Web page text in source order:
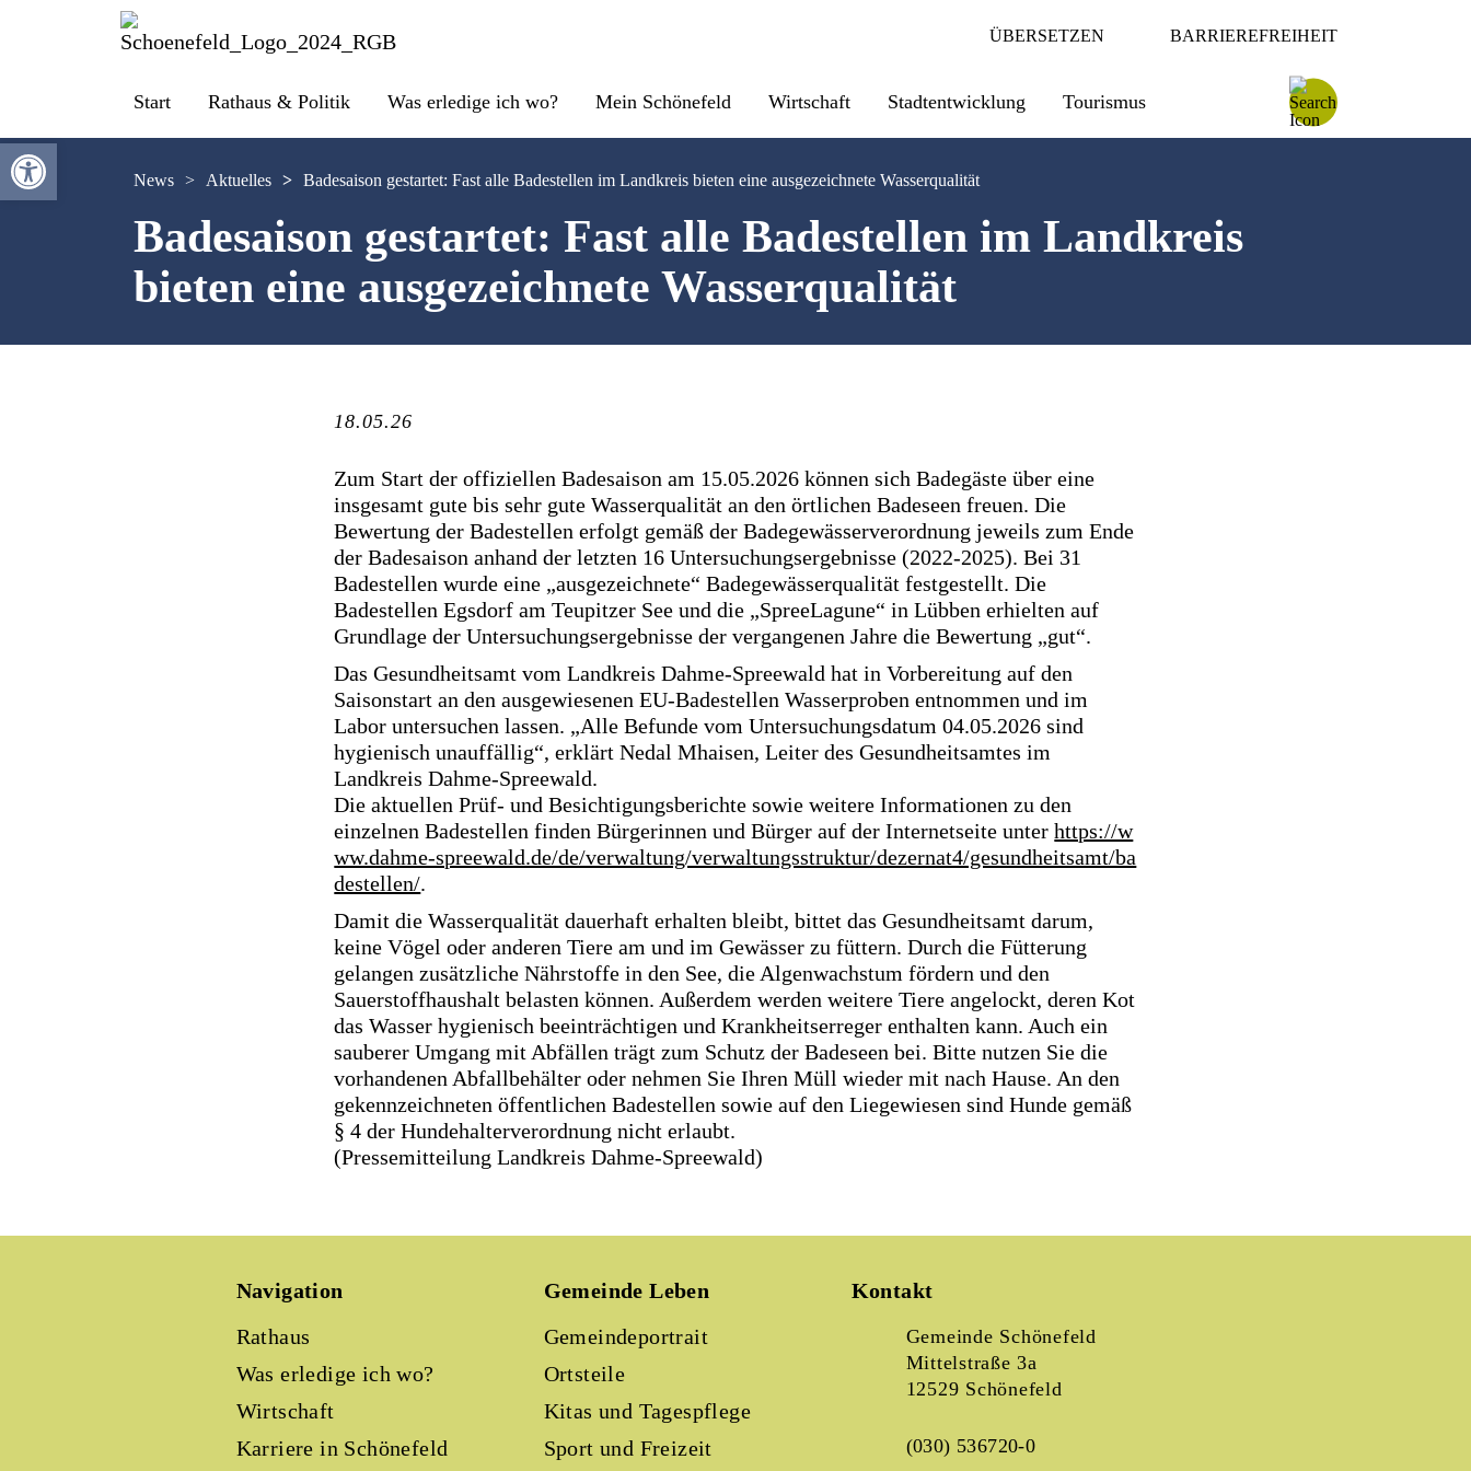
Werkzeugleiste öffnen
ÜBERSETZEN BARRIEREFREIHEIT
Start Rathaus & Politik Was erledige ich wo? Mein Schönefeld Wirtschaft Stadtentwicklung Tourismus
News > Aktuelles > Badesaison gestartet: Fast alle Badestellen im Landkreis bieten eine ausgezeichnete Wasserqualität
Badesaison gestartet: Fast alle Badestellen im Landkreis
bieten eine ausgezeichnete Wasserqualität
18.05.26
Zum Start der offiziellen Badesaison am 15.05.2026 können sich Badegäste über eine
insgesamt gute bis sehr gute Wasserqualität an den örtlichen Badeseen freuen. Die
Bewertung der Badestellen erfolgt gemäß der Badegewässerverordnung jeweils zum Ende
der Badesaison anhand der letzten 16 Untersuchungsergebnisse (2022-2025). Bei 31
Badestellen wurde eine „ausgezeichnete“ Badegewässerqualität festgestellt. Die
Badestellen Egsdorf am Teupitzer See und die „SpreeLagune“ in Lübben erhielten auf
Grundlage der Untersuchungsergebnisse der vergangenen Jahre die Bewertung „gut“.
Das Gesundheitsamt vom Landkreis Dahme-Spreewald hat in Vorbereitung auf den
Saisonstart an den ausgewiesenen EU-Badestellen Wasserproben entnommen und im
Labor untersuchen lassen. „Alle Befunde vom Untersuchungsdatum 04.05.2026 sind
hygienisch unauffällig“, erklärt Nedal Mhaisen, Leiter des Gesundheitsamtes im
Landkreis Dahme-Spreewald.
Die aktuellen Prüf- und Besichtigungsberichte sowie weitere Informationen zu den
einzelnen Badestellen finden Bürgerinnen und Bürger auf der Internetseite unterhttps://w
ww.dahme-spreewald.de/de/verwaltung/verwaltungsstruktur/dezernat4/gesundheitsamt/ba
destellen/.
Damit die Wasserqualität dauerhaft erhalten bleibt, bittet das Gesundheitsamt darum,
keine Vögel oder anderen Tiere am und im Gewässer zu füttern. Durch die Fütterung
gelangen zusätzliche Nährstoffe in den See, die Algenwachstum fördern und den
Sauerstoffhaushalt belasten können. Außerdem werden weitere Tiere angelockt, deren Kot
das Wasser hygienisch beeinträchtigen und Krankheitserreger enthalten kann. Auch ein
sauberer Umgang mit Abfällen trägt zum Schutz der Badeseen bei. Bitte nutzen Sie die
vorhandenen Abfallbehälter oder nehmen Sie Ihren Müll wieder mit nach Hause. An den
gekennzeichneten öffentlichen Badestellen sowie auf den Liegewiesen sind Hunde gemäß
§ 4 der Hundehalterverordnung nicht erlaubt.
(Pressemitteilung Landkreis Dahme-Spreewald)
Navigation
Rathaus
Was erledige ich wo?
Wirtschaft
Karriere in Schönefeld
Gemeinde Leben
Gemeindeportrait
Ortsteile
Kitas und Tagespflege
Sport und Freizeit
Kontakt
Gemeinde Schönefeld
Mittelstraße 3a
12529 Schönefeld
(030) 536720-0